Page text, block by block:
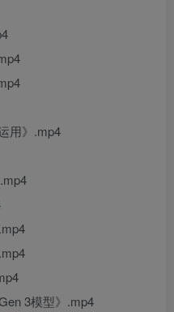
用》.mp4
3模型》.mp4